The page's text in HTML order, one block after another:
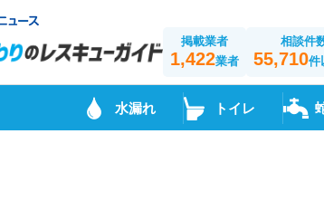
掲載業者
1,422業者
相談件
55,710件
水漏れ トイレ